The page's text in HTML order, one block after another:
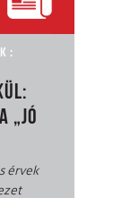
„JÓ
érvek